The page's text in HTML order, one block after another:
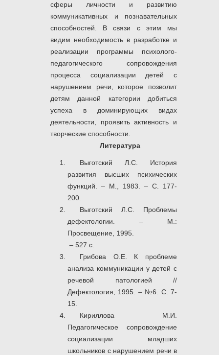
сферы личности и развитию
коммуникативных и познавательных
способностей. В связи с этим мы
видим необходимость в разработке и
реализации программы психолого-
педагогического сопровождения
процесса социализации детей с
нарушением речи, которое позволит
детям данной категории добиться
успеха в доминирующих видах
деятельности, проявить активность и
творческие способности.
Литература
Выготский Л.С. История
развития высших психических
функций. – М., 1983. – С. 177-
200.
Выготский Л.С. Проблемы
дефектологии. – М.:
Просвещение, 1995.
– 527 с.
Грибова О.Е. К проблеме
анализа коммуникации у детей с
речевой патологией //
Дефектология, 1995. – №6. С. 7-
15.
Кириллова М.И.
Педагогическое сопровождение
социализации младших
школьников с нарушением речи в